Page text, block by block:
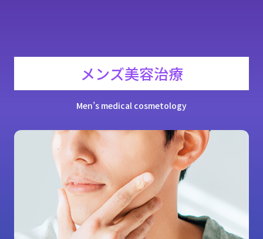
メンズ美容治療
Men’s medical cosmetology